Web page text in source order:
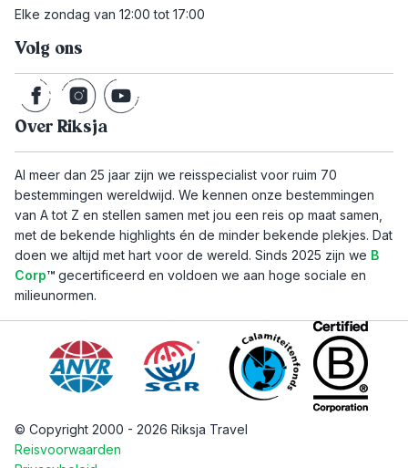
Elke zondag van 12:00 tot 17:00
Volg ons
Over Riksja
Al meer dan 25 jaar zijn we reisspecialist voor ruim 70
bestemmingen wereldwijd. We kennen onze bestemmingen
van A tot Z en stellen samen met jou een reis op maat samen,
met de bekende highlights én de minder bekende plekjes. Dat
doen we altijd met hart voor de wereld. Sinds 2025 zijn we B
Corp™ gecertificeerd en voldoen we aan hoge sociale en
milieunormen.
© Copyright 2000 - 2026 Riksja Travel
Reisvoorwaarden